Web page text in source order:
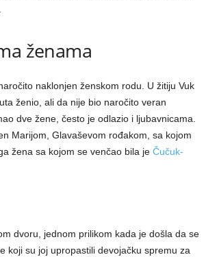
ženama
naklonjen ženskom rodu. U žitiju Vuk
ženio, ali da nije bio naročito veran
dve žene, često je odlazio i ljubavnicama.
Marijom, Glavaševom rođakom, sa kojom
žena sa kojom se venčao bila je Čučuk-
dvoru, jednom prilikom kada je došla da se
koji su joj upropastili devojačku spremu za